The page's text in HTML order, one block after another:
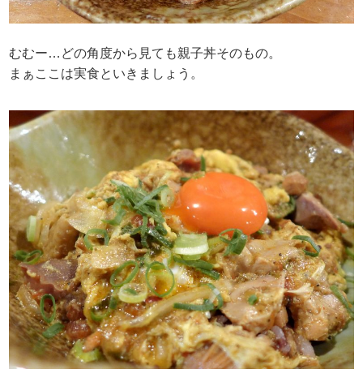
むむー…どの角度から見ても親子丼そのもの。
まぁここは実食といきましょう。